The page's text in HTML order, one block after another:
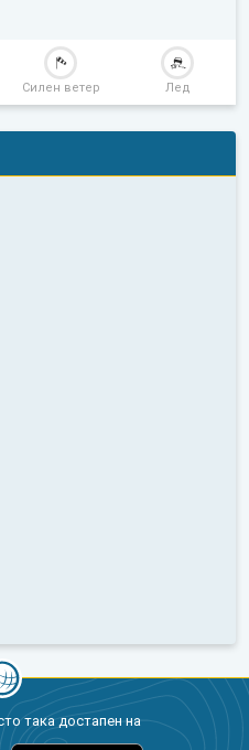
Силен ветер Лед
така достапен на